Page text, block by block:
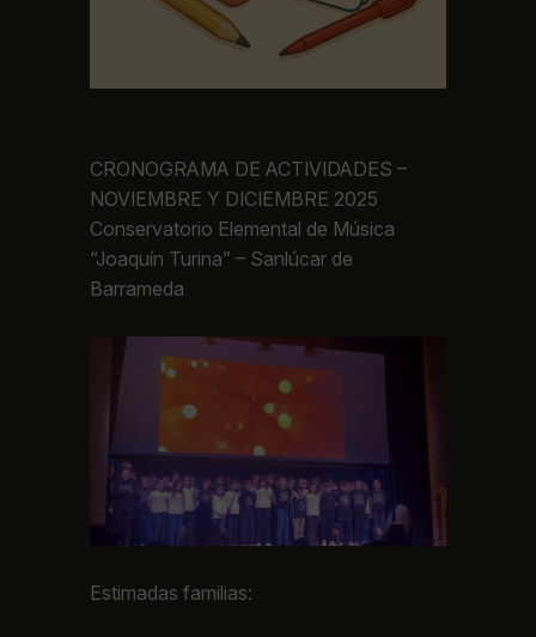
CRONOGRAMA DE ACTIVIDADES –
NOVIEMBRE Y DICIEMBRE 2025
Conservatorio Elemental de Música
“Joaquín Turina” – Sanlúcar de
Barrameda
Estimadas familias: